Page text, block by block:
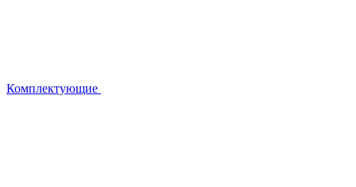
Комплектующие